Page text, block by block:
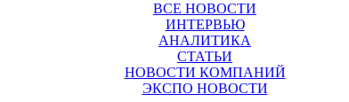
ВСЕ НОВОСТИ
ИНТЕРВЬЮ
АНАЛИТИКА
СТАТЬИ
НОВОСТИ КОМПАНИЙ
ЭКСПО НОВОСТИ